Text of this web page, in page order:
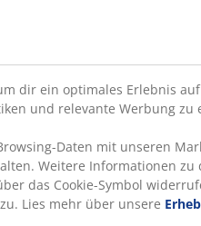
dir ein optimales Erlebnis
und relevante Werbung zu
Daten mit unseren
Weitere Informationen
das Cookie-Symbol
Lies mehr über unsere